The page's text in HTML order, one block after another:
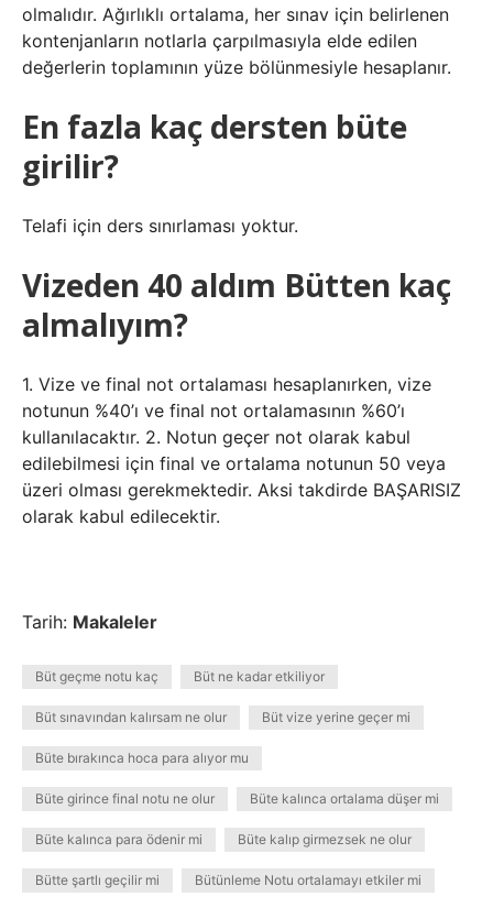
olmalıdır. Ağırlıklı ortalama, her sınav için belirlenen
kontenjanların notlarla çarpılmasıyla elde edilen
değerlerin toplamının yüze bölünmesiyle hesaplanır.
En fazla kaç dersten büte
girilir?
Telafi için ders sınırlaması yoktur.
Vizeden 40 aldım Bütten kaç
almalıyım?
1. Vize ve final not ortalaması hesaplanırken, vize
notunun %40’ı ve final not ortalamasının %60’ı
kullanılacaktır. 2. Notun geçer not olarak kabul
edilebilmesi için final ve ortalama notunun 50 veya
üzeri olması gerekmektedir. Aksi takdirde BAŞARISIZ
olarak kabul edilecektir.
Tarih: Makaleler
Büt geçme notu kaç Büt ne kadar etkiliyor
Büt sınavından kalırsam ne olur Büt vize yerine geçer mi
Büte bırakınca hoca para alıyor mu
Büte girince final notu ne olur Büte kalınca ortalama düşer mi
Büte kalınca para ödenir mi Büte kalıp girmezsek ne olur
Bütte şartlı geçilir mi Bütünleme Notu ortalamayı etkiler mi